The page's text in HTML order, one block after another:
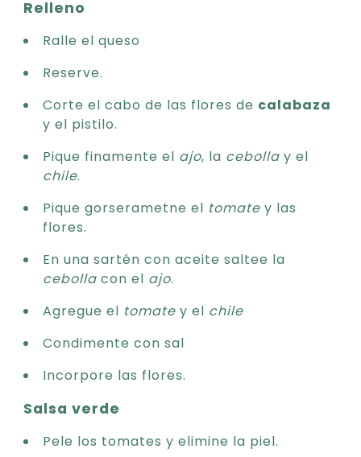
Relleno
Ralle el queso
Reserve.
Corte el cabo de las flores de calabaza
y el pistilo.
Pique finamente el ajo, la cebolla y el
chile.
Pique gorserametne el tomate y las
flores.
En una sartén con aceite saltee la
cebolla con el ajo.
Agregue el tomate y el chile
Condimente con sal
Incorpore las flores.
Salsa verde
Pele los tomates y elimine la piel.